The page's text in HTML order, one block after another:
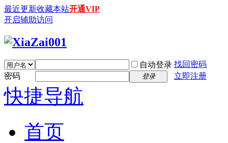
最近更新收藏本站开通VIP
开启辅助访问
自动登录 找回密码
密码
登录 立即注册
快捷导航
首页